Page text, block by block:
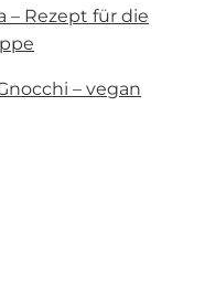
– Rezept für die
– vegan